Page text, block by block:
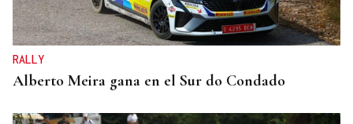
RALLY
Alberto Meira gana en el Sur do Condado